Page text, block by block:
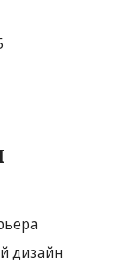
дизайн